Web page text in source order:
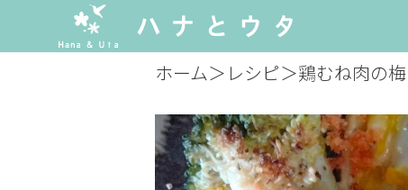
ホーム＞ レシピ＞鶏むね肉の